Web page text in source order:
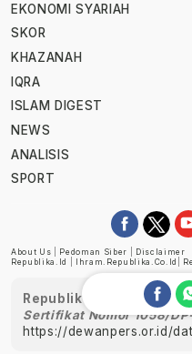
EKONOMI SYARIAH
SKOR
KHAZANAH
IQRA
ISLAM DIGEST
NEWS
ANALISIS
SPORT
About Us Pedoman Siber
Disclaimer
Republika.id
Ihram.republika.co.id
Republika telah
Sertifikat Nomor 1058/
https://dewanpers.or.id/